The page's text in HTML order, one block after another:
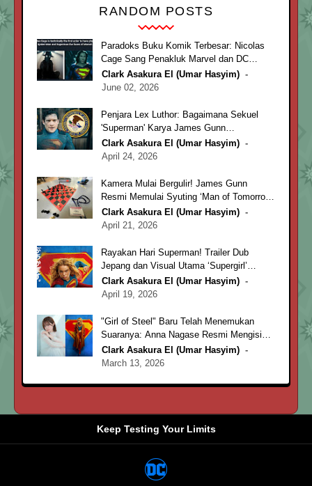
RANDOM POSTS
Paradoks Buku Komik Terbesar: Nicolas
Cage Sang Penakluk Marvel dan DC
Comics
Clark Asakura El (Umar Hasyim)
June 02, 2026
Penjara Lex Luthor: Bagaimana Sekuel
'Superman' Karya James Gunn
Menghebohkan Rutan di Atlanta
Clark Asakura El (Umar Hasyim)
April 24, 2026
Kamera Mulai Bergulir! James Gunn
Resmi Memulai Syuting ‘Man of Tomorrow’
untuk Rilis 2027
Clark Asakura El (Umar Hasyim)
April 21, 2026
Rayakan Hari Superman! Trailer Dub
Jepang dan Visual Utama ‘Supergirl’
Resmi Diluncurkan
Clark Asakura El (Umar Hasyim)
April 19, 2026
"Girl of Steel" Baru Telah Menemukan
Suaranya: Anna Nagase Resmi Mengisi
Suara Supergirl!
Clark Asakura El (Umar Hasyim)
March 13, 2026
Keep Testing Your Limits